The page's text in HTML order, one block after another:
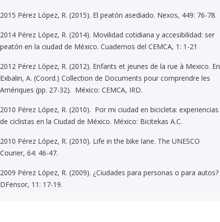
2015 Pérez López, R. (2015). El peatón asediado. Nexos, 449: 76-78.
2014 Pérez López, R. (2014). Movilidad cotidiana y accesibilidad: ser
peatón en la ciudad de México. Cuadernos del CEMCA, 1: 1-21
2012 Pérez López, R. (2012). Enfants et jeunes de la rue à Mexico. En
Exbalin, A. (Coord.) Collection de Documents pour comprendre les
Amériques (pp. 27-32). México: CEMCA, IRD.
2010 Pérez López, R. (2010). Por mi ciudad en bicicleta: experiencias
de ciclistas en la Ciudad de México. México: Bicitekas A.C.
2010 Pérez López, R. (2010). Life in the bike lane. The UNESCO
Courier, 64: 46-47.
2009 Pérez López, R. (2009). ¿Ciudades para personas o para autos?
DFensor, 11: 17-19.